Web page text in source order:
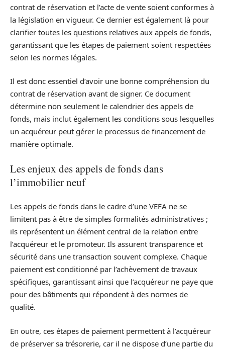
contrat de réservation et l’acte de vente soient conformes à
la législation en vigueur. Ce dernier est également là pour
clarifier toutes les questions relatives aux appels de fonds,
garantissant que les étapes de paiement soient respectées
selon les normes légales.
Il est donc essentiel d’avoir une bonne compréhension du
contrat de réservation avant de signer. Ce document
détermine non seulement le calendrier des appels de
fonds, mais inclut également les conditions sous lesquelles
un acquéreur peut gérer le processus de financement de
manière optimale.
Les enjeux des appels de fonds dans
l’immobilier neuf
Les appels de fonds dans le cadre d’une VEFA ne se
limitent pas à être de simples formalités administratives ;
ils représentent un élément central de la relation entre
l’acquéreur et le promoteur. Ils assurent transparence et
sécurité dans une transaction souvent complexe. Chaque
paiement est conditionné par l’achèvement de travaux
spécifiques, garantissant ainsi que l’acquéreur ne paye que
pour des bâtiments qui répondent à des normes de
qualité.
En outre, ces étapes de paiement permettent à l’acquéreur
de préserver sa trésorerie, car il ne dispose d’une partie du